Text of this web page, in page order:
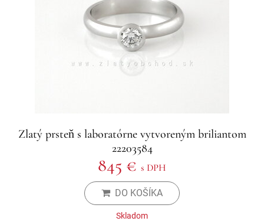
Zlatý prsteň s laboratórne vytvoreným briliantom
22203584
845 € s DPH
DO KOŠÍKA
Skladom